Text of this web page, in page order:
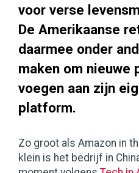
voor verse
De Amerikaanse
daarmee onder
maken om nieuwe
voegen aan zijn
platform.
Zo groot als Amazon in
klein is het bedrijf in